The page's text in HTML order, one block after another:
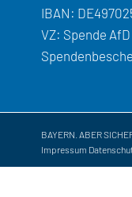
IBAN:
VZ: Spende
BAYERN. ABER
Impressum